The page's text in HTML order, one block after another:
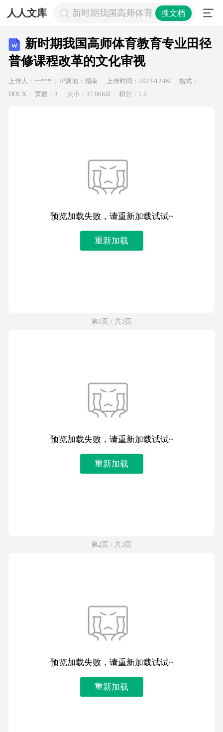
人人文库 新时期我国高师体育教育专业田径普
搜文档
新时期我国高师体育教育专业田径
普修课程改革的文化审视
上传人：一*** IP属地：湖南 上传时间：2023-12-09
格式：
DOCX
页数：3 大小：37.06KB 积分：1.5
预览加载失败，请重新加载试试~
重新加载
第1页 / 共3页
预览加载失败，请重新加载试试~
重新加载
第2页 / 共3页
预览加载失败，请重新加载试试~
重新加载